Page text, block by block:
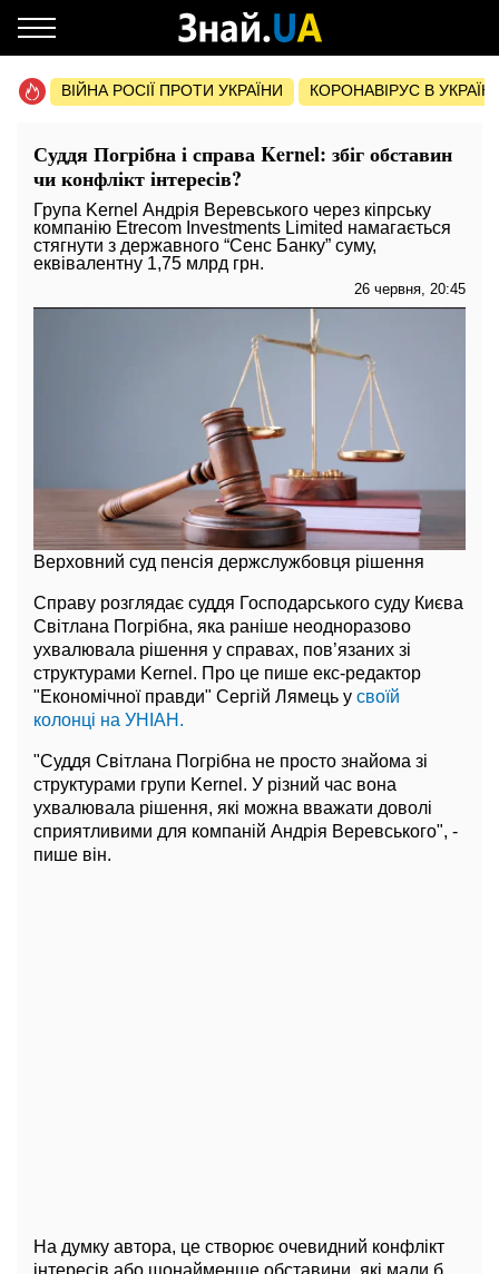
ВІЙНА РОСІЇ ПРОТИ УКРАЇНИ КОРОНАВІРУС В УКРАЇНІ
Суддя Погрібна і справа Kernel: збіг обставин
чи конфлікт інтересів?
Група Kernel Андрія Веревського через кіпрську
компанію Etrecom Investments Limited намагається
стягнути з державного “Сенс Банку” суму,
еквівалентну 1,75 млрд грн.
26 червня, 20:45
Верховний суд пенсія держслужбовця рішення
Справу розглядає суддя Господарського суду Києва
Світлана Погрібна, яка раніше неодноразово
ухвалювала рішення у справах, пов’язаних зі
структурами Kernel. Про це пише екс-редактор
"Економічної правди" Сергій Лямець у своїй
колонці на УНІАН.
"Суддя Світлана Погрібна не просто знайома зі
структурами групи Kernel. У різний час вона
ухвалювала рішення, які можна вважати доволі
сприятливими для компаній Андрія Веревського", -
пише він.
На думку автора, це створює очевидний конфлікт
інтересів або щонайменше обставини, які мали б